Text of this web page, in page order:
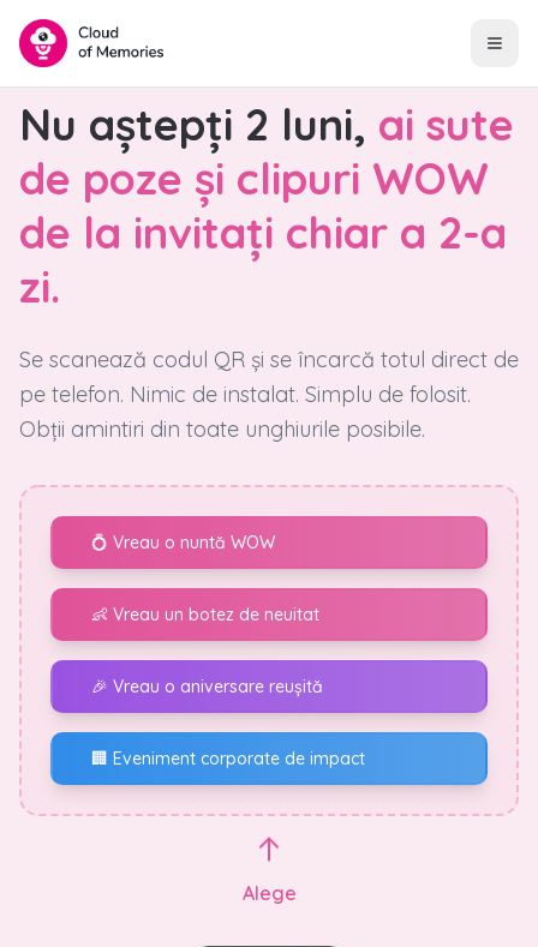
Nu aștepți 2 luni, ai sute
de poze și clipuri WOW
de la invitați chiar a 2-a
zi.
Se scanează codul QR și se încarcă totul direct de
pe telefon. Nimic de instalat. Simplu de folosit.
Obții amintiri din toate unghiurile posibile.
💍 Vreau o nuntă WOW
👶 Vreau un botez de neuitat
🎉 Vreau o aniversare reușită
🏢 Eveniment corporate de impact
Alege